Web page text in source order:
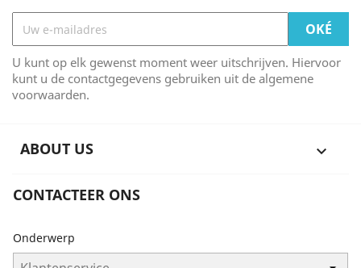
U kunt op elk gewenst moment weer uitschrijven. Hiervoor
kunt u de contactgegevens gebruiken uit de algemene
voorwaarden.
ABOUT US 
CONTACTEER ONS
Onderwerp